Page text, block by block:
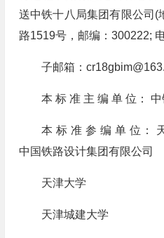
送中铁十八局集团有限公司(
路1519号，邮编：300222;
子邮箱：
本 标 准 主 编 单 位：
本 标 准 参 编 单 位：
中国铁路设计集团有限公司
天津大学
天津城建大学